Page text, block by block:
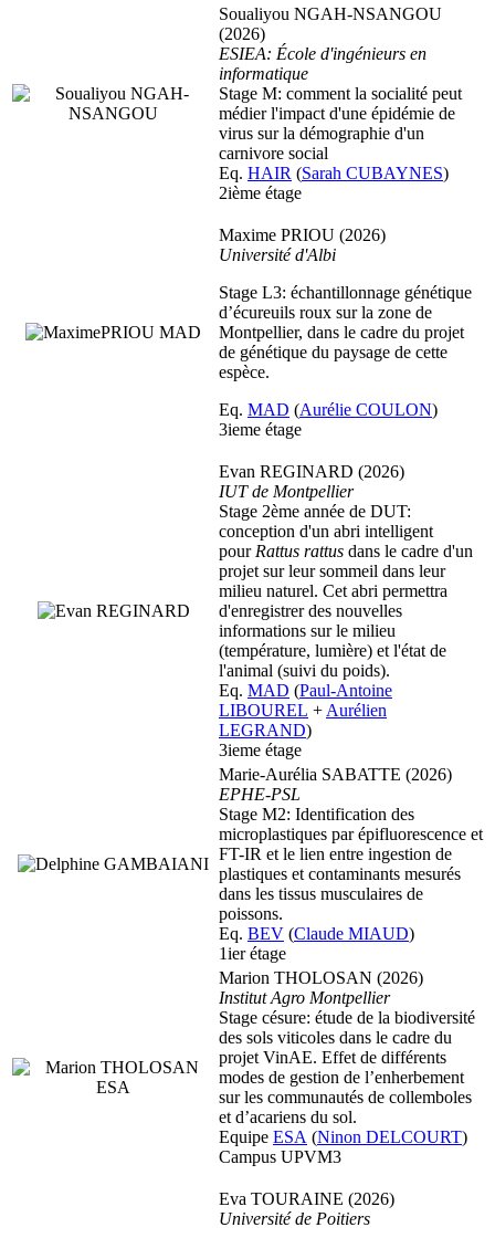
Soualiyou NGAH-NSANGOU
(2026)
ESIEA: École d'ingénieurs en
informatique
Stage M: comment la socialité peut
médier l'impact d'une épidémie de
virus sur la démographie d'un
carnivore social
Eq. HAIR (Sarah CUBAYNES)
2ième étage
Maxime PRIOU (2026)
Université d'Albi
Stage L3: échantillonnage génétique
d’écureuils roux sur la zone de
Montpellier, dans le cadre du projet
de génétique du paysage de cette
espèce.
Eq. MAD (Aurélie COULON)
3ieme étage
Evan REGINARD (2026)
IUT de Montpellier
Stage 2ème année de DUT:
conception d'un abri intelligent
pour Rattus rattus dans le cadre d'un
projet sur leur sommeil dans leur
milieu naturel. Cet abri permettra
d'enregistrer des nouvelles
informations sur le milieu
(température, lumière) et l'état de
l'animal (suivi du poids).
Eq. MAD (Paul-Antoine
LIBOUREL + Aurélien
LEGRAND)
3ieme étage
Marie-Aurélia SABATTE (2026)
EPHE-PSL
Stage M2: Identification des
microplastiques par épifluorescence et
FT-IR et le lien entre ingestion de
plastiques et contaminants mesurés
dans les tissus musculaires de
poissons.
Eq. BEV (Claude MIAUD)
1ier étage
Marion THOLOSAN (2026)
Institut Agro Montpellier
Stage césure: étude de la biodiversité
des sols viticoles dans le cadre du
projet VinAE. Effet de différents
modes de gestion de l’enherbement
sur les communautés de collemboles
et d’acariens du sol.
Equipe ESA (Ninon DELCOURT)
Campus UPVM3
Eva TOURAINE (2026)
Université de Poitiers